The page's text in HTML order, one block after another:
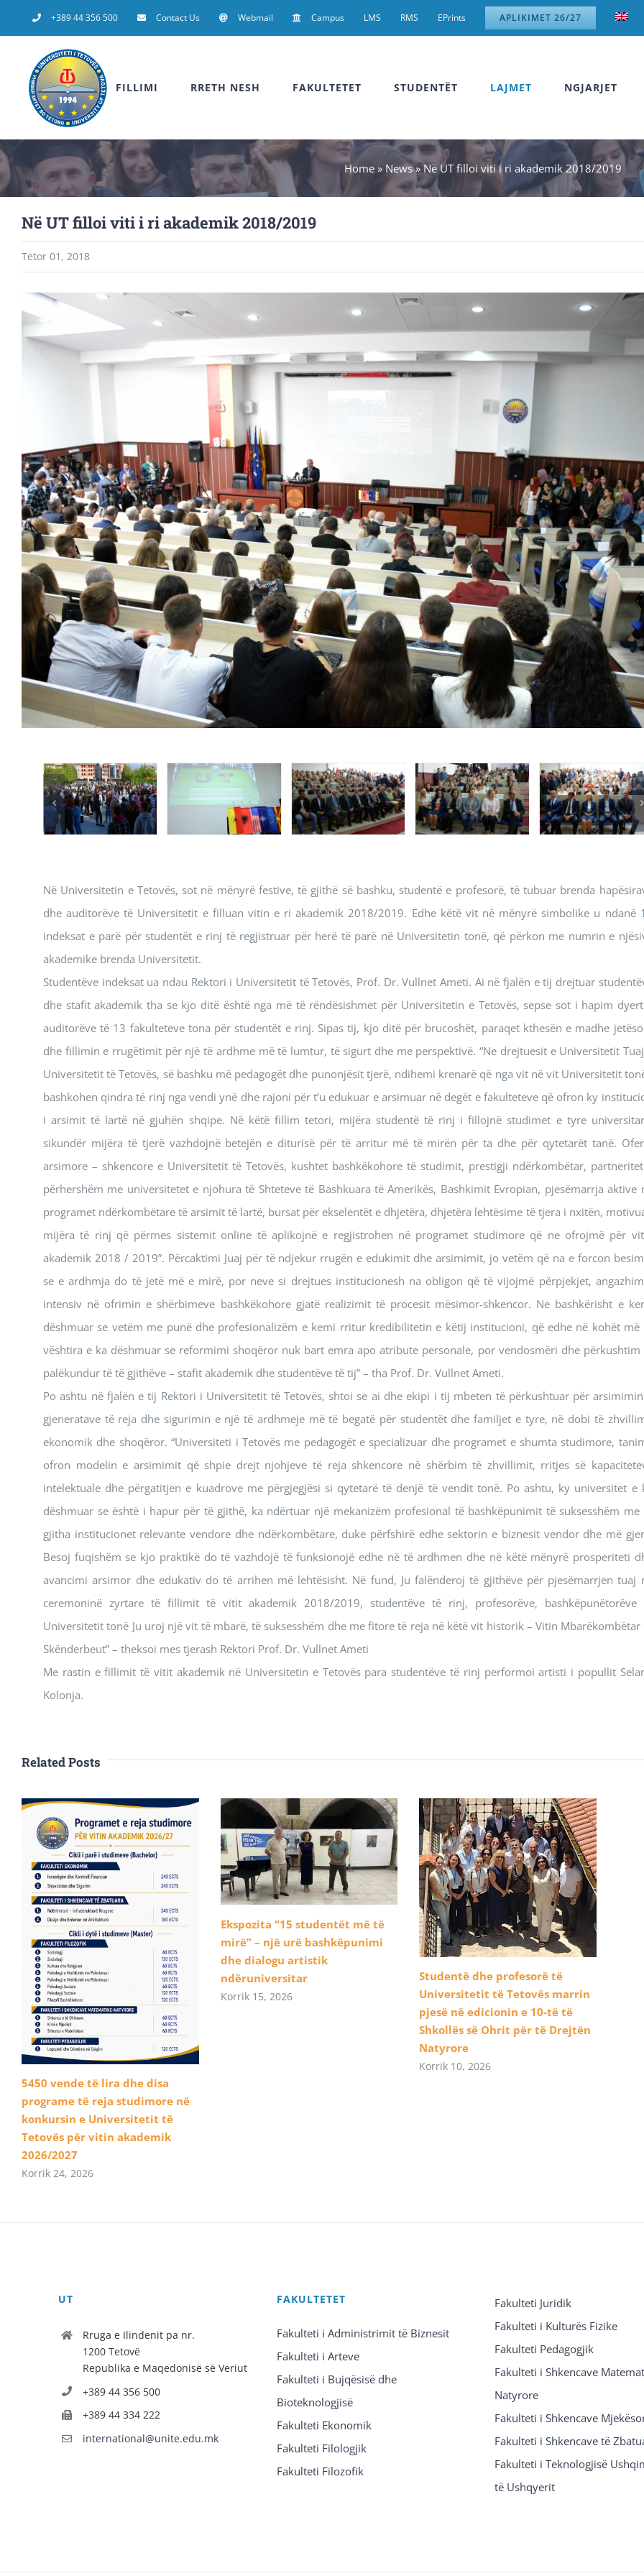
to
+389 44 356 500 Contact Us Webmail Campus LMS RMS EPrints APLIKIMET 26/27
FILLIMI RRETH NESH FAKULTETET STUDENTËT LAJMET NGJARJET
Home »News»Në UT filloi viti i ri akademik 2018/2019
Në UT filloi viti i ri akademik 2018/2019
Tetor 01, 2018
View
Larger
Image
Në Universitetin e Tetovës, sot në mënyrë festive, të gjithë së bashku, studentë e profesorë, të tubuar brenda
dhe auditorëve të Universitetit e filluan vitin e ri akademik 2018/2019. Edhe këtë vit në mënyrë simbolike u ndanë
indeksat e parë për studentët e rinj të regjistruar për herë të parë në Universitetin tonë, që përkon me numrin e
akademike brenda Universitetit.
Studentëve indeksat ua ndau Rektori i Universitetit të Tetovës, Prof. Dr. Vullnet Ameti. Ai në fjalën e tij drejtuar
dhe stafit akademik tha se kjo ditë është nga më të rëndësishmet për Universitetin e Tetovës, sepse sot i hapim
auditorëve të 13 fakulteteve tona për studentët e rinj. Sipas tij, kjo ditë për brucoshët, paraqet kthesën e madhe
dhe fillimin e rrugëtimit për një të ardhme më të lumtur, të sigurt dhe me perspektivë. “Ne drejtuesit e Universitetit
Universitetit të Tetovës, së bashku më pedagogët dhe punonjësit tjerë, ndihemi krenarë që nga vit në vit Universitetit
bashkohen qindra të rinj nga vendi ynë dhe rajoni për t’u edukuar e arsimuar në degët e fakulteteve që ofron ky
i arsimit të lartë në gjuhën shqipe. Në këtë fillim tetori, mijëra studentë të rinj i fillojnë studimet e tyre
sikundër mijëra të tjerë vazhdojnë betejën e diturisë për të arritur më të mirën për ta dhe për qytetarët tanë.
arsimore – shkencore e Universitetit të Tetovës, kushtet bashkëkohore të studimit, prestigji ndërkombëtar,
përhershëm me universitetet e njohura të Shteteve të Bashkuara të Amerikës, Bashkimit Evropian, pjesëmarrja aktive
programet ndërkombëtare të arsimit të lartë, bursat për ekselentët e dhjetëra, dhjetëra lehtësime të tjera i nxitën,
mijëra të rinj që përmes sistemit online të aplikojnë e regjistrohen në programet studimore që ne ofrojmë për
akademik 2018 / 2019”. Përcaktimi Juaj për të ndjekur rrugën e edukimit dhe arsimimit, jo vetëm që na e forcon
se e ardhmja do të jetë më e mirë, por neve si drejtues institucionesh na obligon që të vijojmë përpjekjet,
intensiv në ofrimin e shërbimeve bashkëkohore gjatë realizimit të procesit mësimor-shkencor. Ne bashkërisht e
dëshmuar se vetëm me punë dhe profesionalizëm e kemi rritur kredibilitetin e këtij institucioni, që edhe në kohët më
vështira e ka dëshmuar se reformimi shoqëror nuk bart emra apo atribute personale, por vendosmëri dhe përkushtim
palëkundur të të gjithëve – stafit akademik dhe studentëve të tij” – tha Prof. Dr. Vullnet Ameti.
Po ashtu në fjalën e tij Rektori i Universitetit të Tetovës, shtoi se ai dhe ekipi i tij mbeten të përkushtuar për
gjeneratave të reja dhe sigurimin e një të ardhmeje më të begatë për studentët dhe familjet e tyre, në dobi të
ekonomik dhe shoqëror. “Universiteti i Tetovës me pedagogët e specializuar dhe programet e shumta studimore,
ofron modelin e arsimimit që shpie drejt njohjeve të reja shkencore në shërbim të zhvillimit, rritjes së
intelektuale dhe përgatitjen e kuadrove me përgjegjësi si qytetarë të denjë të vendit tonë. Po ashtu, ky universitet e
dëshmuar se është i hapur për të gjithë, ka ndërtuar një mekanizëm profesional të bashkëpunimit të suksesshëm me
gjitha institucionet relevante vendore dhe ndërkombëtare, duke përfshirë edhe sektorin e biznesit vendor dhe më
Besoj fuqishëm se kjo praktikë do të vazhdojë të funksionojë edhe në të ardhmen dhe në këtë mënyrë prosperiteti
avancimi arsimor dhe edukativ do të arrihen më lehtësisht. Në fund, Ju falënderoj të gjithëve për pjesëmarrjen tuaj
ceremoninë zyrtare të fillimit të vitit akademik 2018/2019, studentëve të rinj, profesorëve, bashkëpunëtorëve
Universitetit tonë Ju uroj një vit të mbarë, të suksesshëm dhe me fitore të reja në këtë vit historik – Vitin Mbarëkombëtar
Skënderbeut” – theksoi mes tjerash Rektori Prof. Dr. Vullnet Ameti
Me rastin e fillimit të vitit akademik në Universitetin e Tetovës para studentëve të rinj performoi artisti i popullit
Kolonja.
Related Posts
5450 vende të lira dhe disa
programe të reja studimore në
konkursin e Universitetit të
Tetovës për vitin akademik
2026/2027
Korrik 24, 2026
Ekspozita “15 studentët më të
mirë” – një urë bashkëpunimi
dhe dialogu artistik
ndëruniversitar
Korrik 15, 2026
Studentë dhe profesorë të
Universitetit të Tetovës marrin
pjesë në edicionin e 10-të të
Shkollës së Ohrit për të Drejtën
Natyrore
Korrik 10, 2026
UT
Rruga e Ilindenit pa nr.
1200 Tetovë
Republika e Maqedonisë së Veriut
+389 44 356 500
+389 44 334 222
international@unite.edu.mk
FAKULTETET
Fakulteti i Administrimit të Biznesit
Fakulteti i Arteve
Fakulteti i Bujqësisë dhe
Bioteknologjisë
Fakulteti Ekonomik
Fakulteti Filologjik
Fakulteti Filozofik
Fakulteti Juridik
Fakulteti i Kulturës Fizike
Fakulteti Pedagogjik
Fakulteti i Shkencave
Natyrore
Fakulteti i Shkencave
Fakulteti i Shkencave të
Fakulteti i Teknologjisë
të Ushqyerit